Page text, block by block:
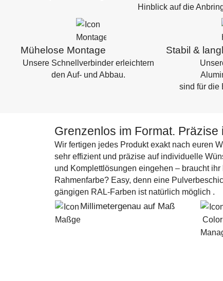
Hinblick auf die
Mühelose Montage
Unsere Schnellverbinder erleichtern
den Auf- und Abbau.
Stabil &
sind für die
Grenzenlos im Format. Präzise
Wir fertigen jedes Produkt exakt nach euren
sehr effizient und präzise auf individuelle
und Komplettlösungen eingehen – braucht
Rahmenfarbe? Easy, denn eine
gängigen RAL-Farben ist natürlich möglich .
Millimetergenau auf Maß